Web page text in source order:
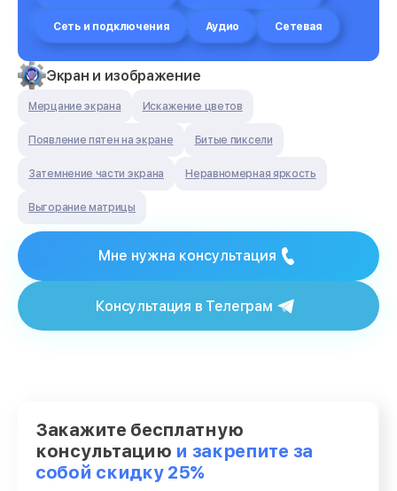
Сеть и подключения Аудио Сетевая
Экран и изображение
Мерцание экрана Искажение цветов
Появление пятен на экране Битые пиксели
Затемнение части экрана Неравномерная яркость
Выгорание матрицы
Мне нужна консультация
Консультация в Телеграм
Закажите бесплатную
консультацию и закрепите за
собой скидку 25%